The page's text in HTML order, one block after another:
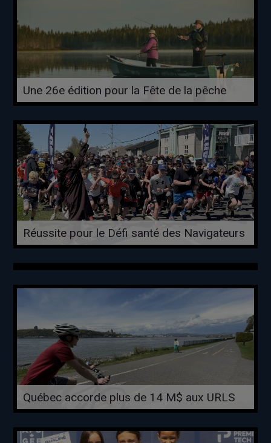
Une 26e édition pour la Fête de la pêche
Réussite pour le Défi santé des Navigateurs
Québec accorde plus de 14 M$ aux URLS